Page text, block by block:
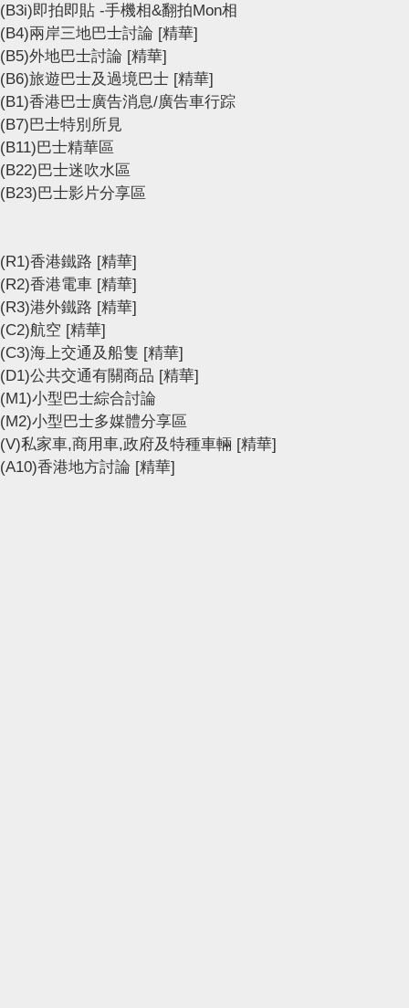
(B3i)即拍即貼 -手機相&翻拍Mon相
(B4)兩岸三地巴士討論 [精華]
(B5)外地巴士討論 [精華]
(B6)旅遊巴士及過境巴士 [精華]
(B1)香港巴士廣告消息/廣告車行踪
(B7)巴士特別所見
(B11)巴士精華區
(B22)巴士迷吹水區
(B23)巴士影片分享區
(R1)香港鐵路 [精華]
(R2)香港電車 [精華]
(R3)港外鐵路 [精華]
(C2)航空 [精華]
(C3)海上交通及船隻 [精華]
(D1)公共交通有關商品 [精華]
(M1)小型巴士綜合討論
(M2)小型巴士多媒體分享區
(V)私家車,商用車,政府及特種車輛 [精華]
(A10)香港地方討論 [精華]